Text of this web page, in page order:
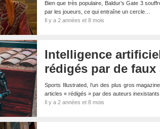
Bien que très populaire, Baldur’s Gate 3
par les joueurs, ce qui entraîne un cercle…
Il y a 2 années et 8 mois
Intelligence
rédigés par de faux
Sports Illustrated, l’un des plus gros
articles « rédigés » par des auteurs
Il y a 2 années et 8 mois